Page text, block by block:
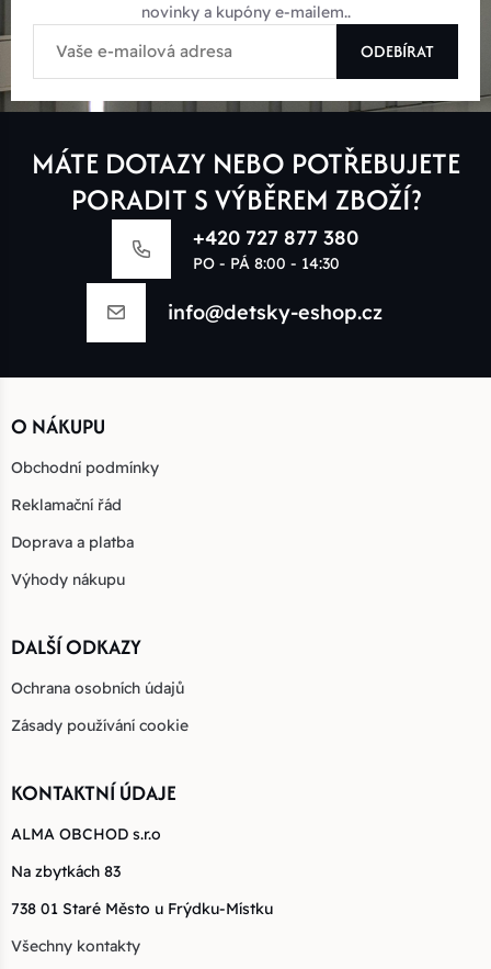
novinky a kupóny e-mailem..
ODEBÍRAT
MÁTE DOTAZY NEBO POTŘEBUJETE
PORADIT S VÝBĚREM ZBOŽÍ?
+420 727 877 380
PO - PÁ 8:00 - 14:30
info@detsky-eshop.cz
O NÁKUPU
Obchodní podmínky
Reklamační řád
Doprava a platba
Výhody nákupu
DALŠÍ ODKAZY
Ochrana osobních údajů
Zásady používání cookie
KONTAKTNÍ ÚDAJE
ALMA OBCHOD s.r.o
Na zbytkách 83
738 01 Staré Město u Frýdku-Místku
Všechny kontakty